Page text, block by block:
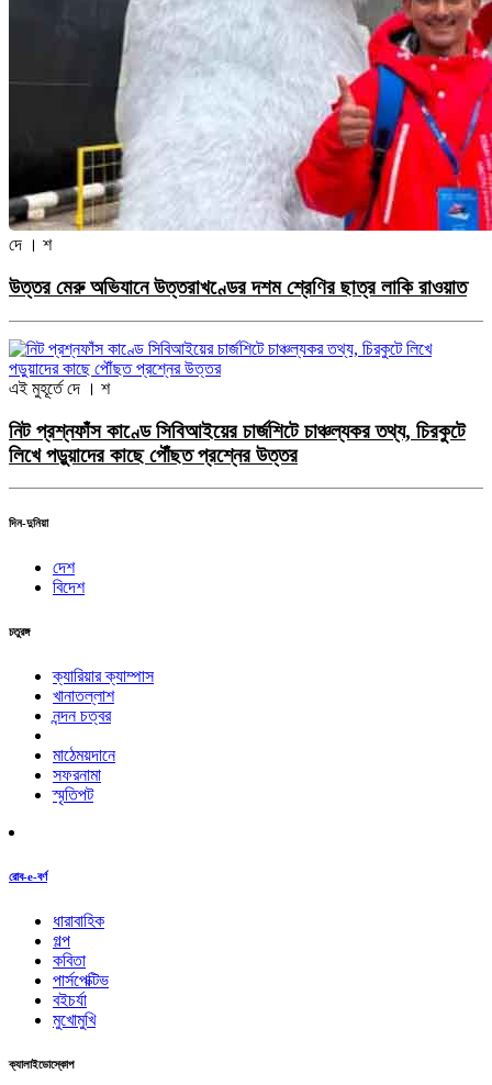
দে । শ
উত্তর মেরু অভিযানে উত্তরাখণ্ডের দশম শ্রেণির ছাত্র লাকি রাওয়াত
এই মুহূর্তে দে । শ
নিট প্রশ্নফাঁস কাণ্ডে সিবিআইয়ের চার্জশিটে চাঞ্চল্যকর তথ্য, চিরকুটে
লিখে পড়ুয়াদের কাছে পৌঁছত প্রশ্নের উত্তর
দিন-দুনিয়া
দেশ
বিদেশ
চতুরঙ্গ
ক্যারিয়ার ক্যাম্পাস
খানাতল্লাশ
নন্দন চত্বর
মাঠেময়দানে
সফরনামা
স্মৃতিপট
রোব-e-বর্ণ
ধারাবাহিক
গল্প
কবিতা
পার্সপেক্টিভ
বইচর্যা
মুখোমুখি
ক্যালাইডোস্কোপ